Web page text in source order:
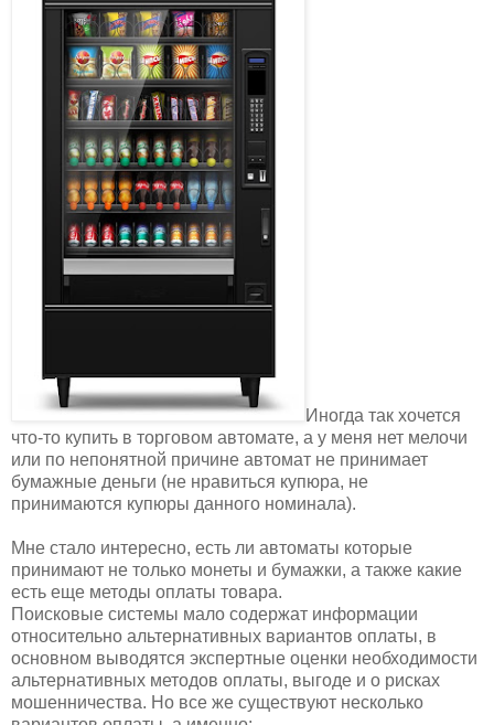
Иногда так хочется
что-то купить в торговом автомате, а у меня нет мелочи
или по непонятной причине автомат не принимает
бумажные деньги (не нравиться купюра, не
принимаются купюры данного номинала).
Мне стало интересно, есть ли автоматы которые
принимают не только монеты и бумажки, а также какие
есть еще методы оплаты товара.
Поисковые системы мало содержат информации
относительно альтернативных вариантов оплаты, в
основном выводятся экспертные оценки необходимости
альтернативных методов оплаты, выгоде и о рисках
мошенничества. Но все же существуют несколько